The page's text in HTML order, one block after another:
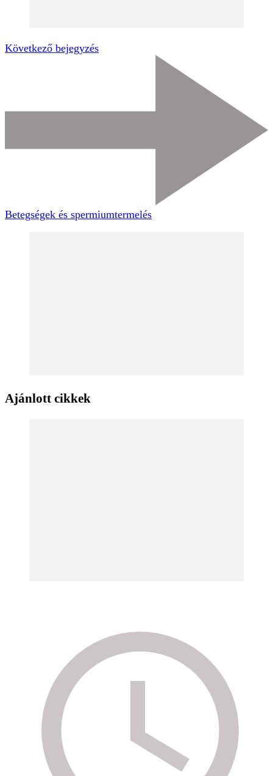
Következő bejegyzés
Betegségek és spermiumtermelés
Ajánlott cikkek